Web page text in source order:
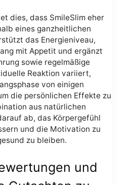
dies, dass SmileSlim eher
eines ganzheitlichen
das Energieniveau,
mit Appetit und ergänzt
sowie regelmäßige
Reaktion variiert,
von einigen
die persönlichen Effekte zu
aus natürlichen
ab, das Körpergefühl
und die Motivation zu
zu bleiben.
und